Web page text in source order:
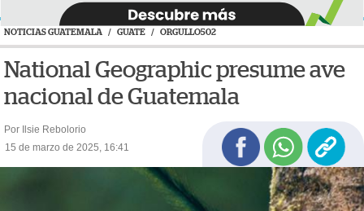
NOTICIAS GUATEMALA / GUATE / ORGULLO502
National Geographic presume ave
nacional de Guatemala
Por Ilsie Rebolorio
15 de marzo de 2025, 16:41